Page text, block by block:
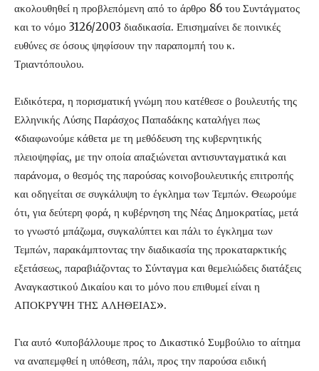
ακολουθηθεί η προβλεπόμενη από το άρθρο 86 του Συντάγματος
και το νόμο 3126/2003 διαδικασία. Επισημαίνει δε ποινικές
ευθύνες σε όσους ψηφίσουν την παραπομπή του κ.
Τριαντόπουλου.
Ειδικότερα, η πορισματική γνώμη που κατέθεσε ο βουλευτής της
Ελληνικής Λύσης Παράσχος Παπαδάκης καταλήγει πως
«διαφωνούμε κάθετα με τη μεθόδευση της κυβερνητικής
πλειοψηφίας, με την οποία απαξιώνεται αντισυνταγματικά και
παράνομα, ο θεσμός της παρούσας κοινοβουλευτικής επιτροπής
και οδηγείται σε συγκάλυψη το έγκλημα των Τεμπών. Θεωρούμε
ότι, για δεύτερη φορά, η κυβέρνηση της Νέας Δημοκρατίας, μετά
το γνωστό μπάζωμα, συγκαλύπτει και πάλι το έγκλημα των
Τεμπών, παρακάμπτοντας την διαδικασία της προκαταρκτικής
εξετάσεως, παραβιάζοντας το Σύνταγμα και θεμελιώδεις διατάξεις
Αναγκαστικού Δικαίου και το μόνο που επιθυμεί είναι η
ΑΠΟΚΡΥΨΗ ΤΗΣ ΑΛΗΘΕΙΑΣ».
Για αυτό «υποβάλλουμε προς το Δικαστικό Συμβούλιο το αίτημα
να αναπεμφθεί η υπόθεση, πάλι, προς την παρούσα ειδική